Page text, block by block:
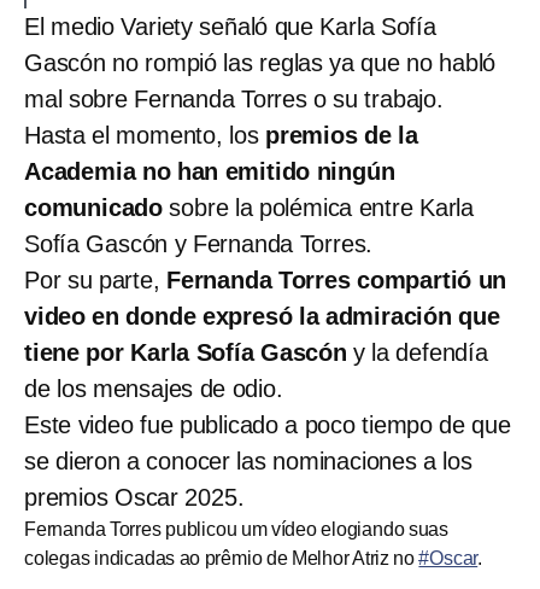
El medio Variety señaló que Karla Sofía
Gascón no rompió las reglas ya que no habló
mal sobre Fernanda Torres o su trabajo.
Hasta el momento, los premios de la
Academia no han emitido ningún
comunicado sobre la polémica entre Karla
Sofía Gascón y Fernanda Torres.
Por su parte, Fernanda Torres compartió un
video en donde expresó la admiración que
tiene por Karla Sofía Gascóny la defendía
de los mensajes de odio.
Este video fue publicado a poco tiempo de que
se dieron a conocer las nominaciones a los
premios Oscar 2025.
Fernanda Torres publicou um vídeo elogiando suas
colegas indicadas ao prêmio de Melhor Atriz no#Oscar.